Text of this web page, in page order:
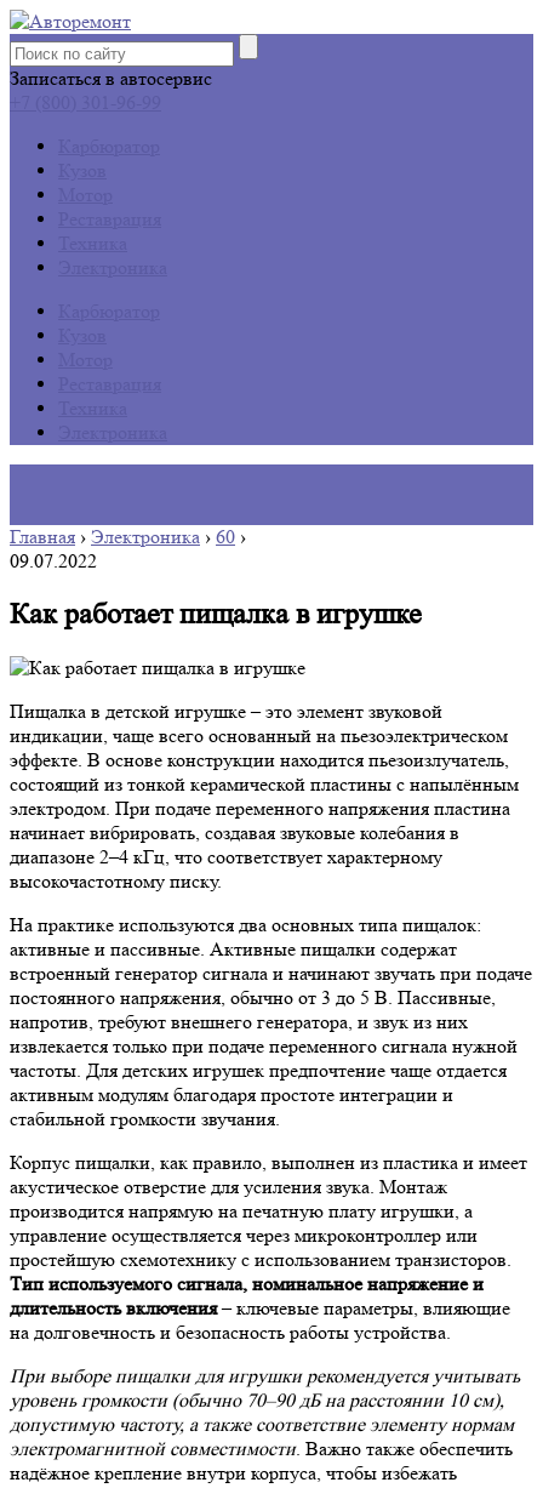
Записаться в автосервис
Главная › Электроника › 60 ›
09.07.2022
Как работает пищалка в игрушке
Пищалка в детской игрушке – это элемент звуковой
индикации, чаще всего основанный на пьезоэлектрическом
эффекте. В основе конструкции находится пьезоизлучатель,
состоящий из тонкой керамической пластины с напылённым
электродом. При подаче переменного напряжения пластина
начинает вибрировать, создавая звуковые колебания в
диапазоне 2–4 кГц, что соответствует характерному
высокочастотному писку.
На практике используются два основных типа пищалок:
активные и пассивные. Активные пищалки содержат
встроенный генератор сигнала и начинают звучать при подаче
постоянного напряжения, обычно от 3 до 5 В. Пассивные,
напротив, требуют внешнего генератора, и звук из них
извлекается только при подаче переменного сигнала нужной
частоты. Для детских игрушек предпочтение чаще отдается
активным модулям благодаря простоте интеграции и
стабильной громкости звучания.
Корпус пищалки, как правило, выполнен из пластика и имеет
акустическое отверстие для усиления звука. Монтаж
производится напрямую на печатную плату игрушки, а
управление осуществляется через микроконтроллер или
простейшую схемотехнику с использованием транзисторов.
Тип используемого сигнала, номинальное напряжение и
длительность включения– ключевые параметры, влияющие
на долговечность и безопасность работы устройства.
При выборе пищалки для игрушки рекомендуется учитывать
уровень громкости (обычно 70–90 дБ на расстоянии 10 см),
допустимую частоту, а также соответствие элементу нормам
электромагнитной совместимости. Важно также обеспечить
надёжное крепление внутри корпуса, чтобы избежать